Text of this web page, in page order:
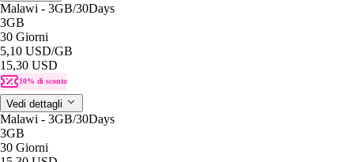
Malawi - 3GB/30Days
3GB
30 Giorni
5,10 USD/GB
15,30 USD
10% di sconto
Vedi dettagli
Malawi - 3GB/30Days
3GB
30 Giorni